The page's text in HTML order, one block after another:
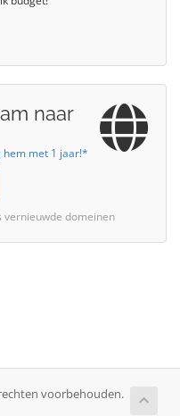
naar
hem met 1 jaar!*
vernieuwde domeinen
voorbehouden.